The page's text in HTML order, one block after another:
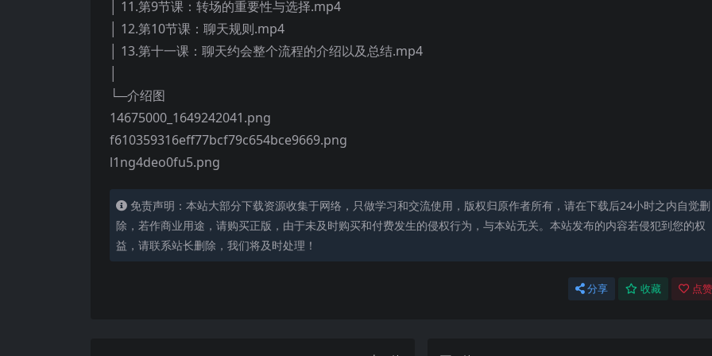
│ 11.第9节课：转场的重要性与选择.mp4
│ 12.第10节课：聊天规则.mp4
│ 13.第十一课：聊天约会整个流程的介绍以及总结.mp4
└─介绍图
14675000_1649242041.png
f610359316eff77bcf79c654bce9669.png
l1ng4deo0fu5.png
免责声明：本站大部分下载资源收集于网络，只做学习和交流使用，版权归原作者所有，请在下载后24小时之内自觉删
除，若作商业用途，请购买正版，由于未及时购买和付费发生的侵权行为，与本站无关。本站发布的内容若侵犯到您的权
益，请联系站长删除，我们将及时处理！
分享 收藏 点